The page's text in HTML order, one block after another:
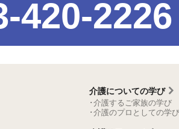
420-2226
介護についての学び
･介護するご家族の学び
･介護のプロとしての学び